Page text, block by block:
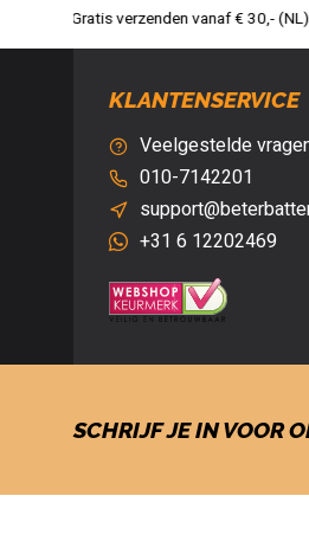
Verzendkosten € 2,95 (NL)
KLANTENSERVICE
Veelgestelde
010-7142201
+31 6 12202469
SCHRIJF JE IN VOOR